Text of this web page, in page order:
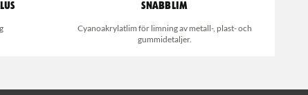
Snabblim
Cyanoakrylatlim för limning av metall-, plast- och
gummidetaljer.